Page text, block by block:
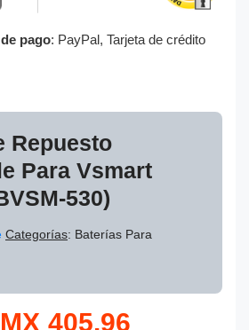
pago: PayPal, Tarjeta de crédito
Repuesto
Para Vsmart
530)
Categorías: Baterías Para
405.96